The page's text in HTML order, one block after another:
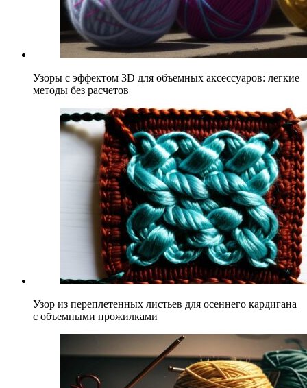
Узоры с эффектом 3D для объемных аксессуаров: легкие
методы без расчетов
Узор из переплетенных листьев для осеннего кардигана
с объемными прожилками